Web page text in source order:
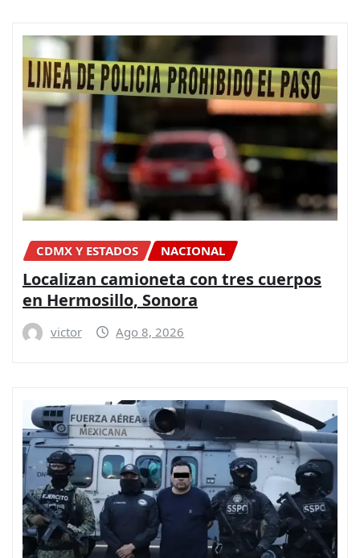
CDMX Y ESTADOS NACIONAL
Localizan camioneta con tres cuerpos
en Hermosillo, Sonora
victor Ago 8, 2026